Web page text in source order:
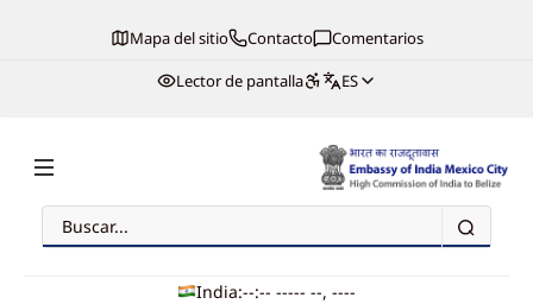
Mapa del sitio Contacto
Comentarios
Lector de pantalla
ES
Embassy of India, Mexico
Buscar
India:--:-- ----- --, ----